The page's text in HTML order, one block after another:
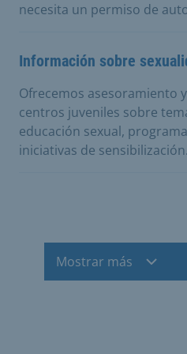
necesita un permiso de
Información sobre
Ofrecemos asesoramiento
centros juveniles sobre
educación sexual,
iniciativas de sensibilización.
Mostrar más